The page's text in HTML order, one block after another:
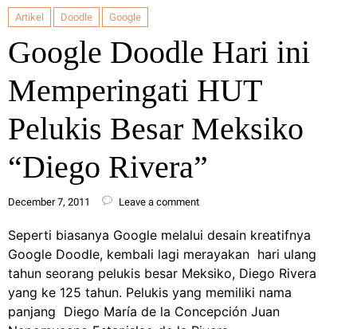
Artikel Doodle Google
Google Doodle Hari ini
Memperingati HUT
Pelukis Besar Meksiko
“Diego Rivera”
December 7, 2011 Leave a comment
Seperti biasanya Google melalui desain kreatifnya
Google Doodle, kembali lagi merayakan hari ulang
tahun seorang pelukis besar Meksiko, Diego Rivera
yang ke 125 tahun. Pelukis yang memiliki nama
panjang Diego María de la Concepción Juan